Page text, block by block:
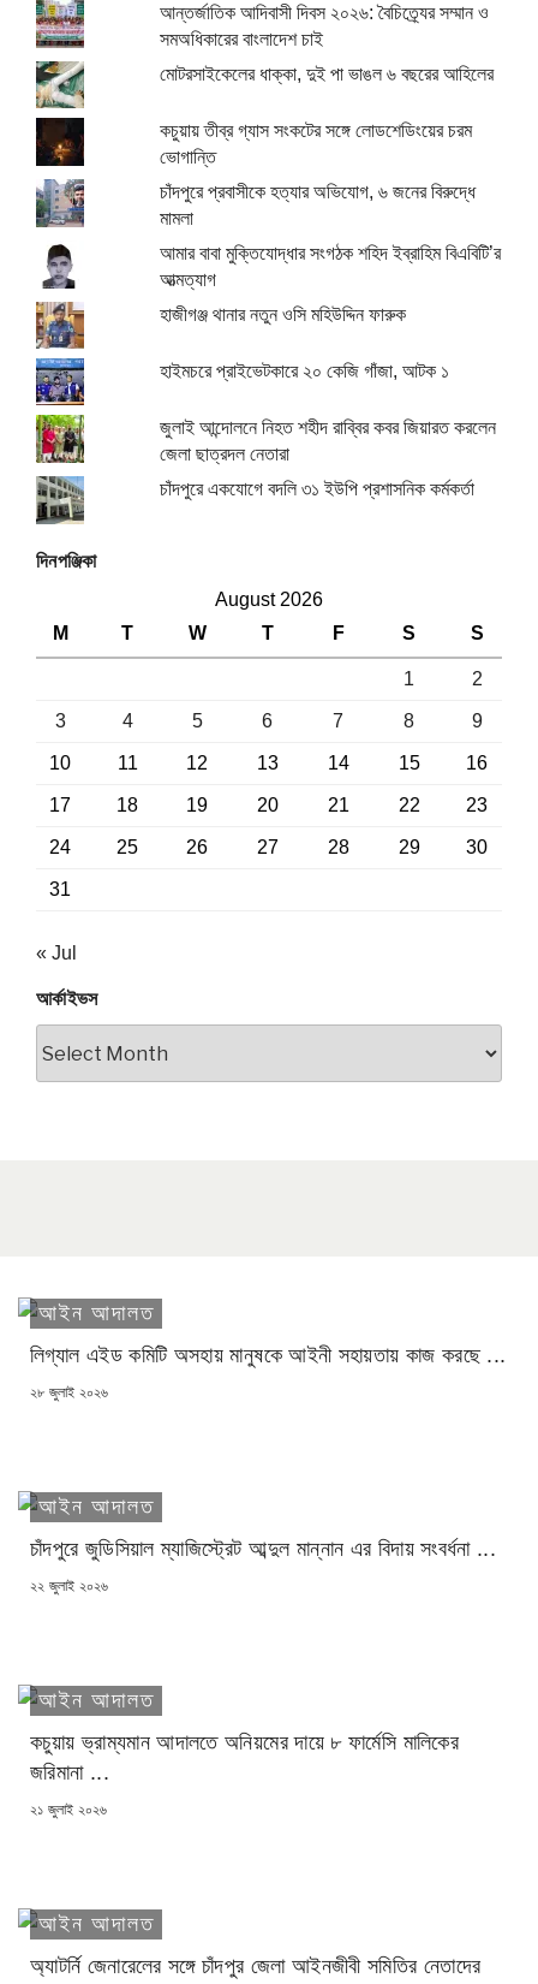
আন্তর্জাতিক আদিবাসী দিবস ২০২৬: বৈচিত্র্যের সম্মান ও
সমঅধিকারের বাংলাদেশ চাই
মোটরসাইকেলের ধাক্কা, দুই পা ভাঙল ৬ বছরের আহিলের
কচুয়ায় তীব্র গ্যাস সংকটের সঙ্গে লোডশেডিংয়ের চরম
ভোগান্তি
চাঁদপুরে প্রবাসীকে হত্যার অভিযোগ, ৬ জনের বিরুদ্ধে
মামলা
আমার বাবা মুক্তিযোদ্ধার সংগঠক শহিদ ইব্রাহিম বিএবিটি’র
আত্মত্যাগ
হাজীগঞ্জ থানার নতুন ওসি মহিউদ্দিন ফারুক
হাইমচরে প্রাইভেটকারে ২০ কেজি গাঁজা, আটক ১
জুলাই আন্দোলনে নিহত শহীদ রাব্বির কবর জিয়ারত করলেন
জেলা ছাত্রদল নেতারা
চাঁদপুরে একযোগে বদলি ৩১ ইউপি প্রশাসনিক কর্মকর্তা
দিনপঞ্জিকা
August 2026
M
T W T F S S
1 2
3 4 5 6 7 8 9
10 11 12 13 14 15 16
17 18 19 20 21 22 23
24 25 26 27 28 29 30
31
« Jul
আর্কাইভস
আইন আদালত
লিগ্যাল এইড কমিটি অসহায় মানুষকে আইনী সহায়তায় কাজ করছে ...
POSTED
২৮ জুলাই ২০২৬
আইন আদালত
চাঁদপুরে জুডিসিয়াল ম্যাজিস্ট্রেট আব্দুল মান্নান এর বিদায় সংবর্ধনা ...
POSTED
২২ জুলাই ২০২৬
আইন আদালত
কচুয়ায় ভ্রাম্যমান আদালতে অনিয়মের দায়ে ৮ ফার্মেসি মালিকের
জরিমানা ...
POSTED
২১ জুলাই ২০২৬
আইন আদালত
অ্যাটর্নি জেনারেলের সঙ্গে চাঁদপুর জেলা আইনজীবী সমিতির নেতাদের